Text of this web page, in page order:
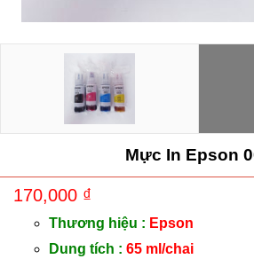
Mực In Epson
170,000 ₫
Thương hiệu : Epson
Dung tích : 65 ml/chai